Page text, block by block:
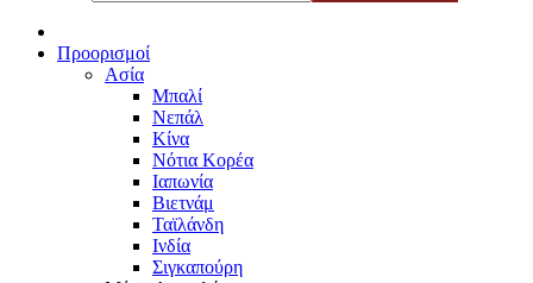
Προορισμοί
Ασία
Μπαλί
Νεπάλ
Κίνα
Νότια Κορέα
Ιαπωνία
Βιετνάμ
Ταϊλάνδη
Ινδία
Σιγκαπούρη